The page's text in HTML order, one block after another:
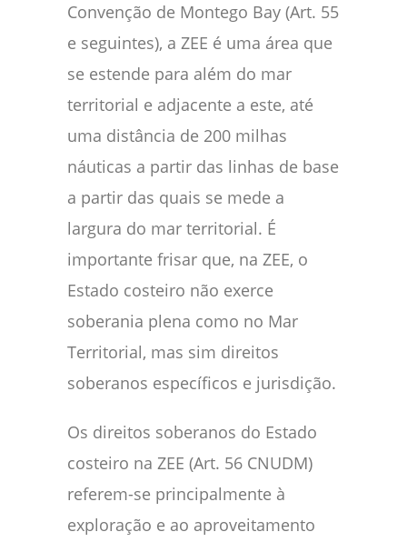
Convenção de Montego Bay (Art. 55
e seguintes), a ZEE é uma área que
se estende para além do mar
territorial e adjacente a este, até
uma distância de 200 milhas
náuticas a partir das linhas de base
a partir das quais se mede a
largura do mar territorial. É
importante frisar que, na ZEE, o
Estado costeiro não exerce
soberania plena como no Mar
Territorial, mas sim direitos
soberanos específicos e jurisdição.
Os direitos soberanos do Estado
costeiro na ZEE (Art. 56 CNUDM)
referem-se principalmente à
exploração e ao aproveitamento